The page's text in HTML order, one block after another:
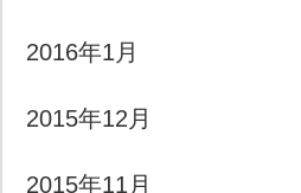
2016年1月
2015年12月
2015年11月